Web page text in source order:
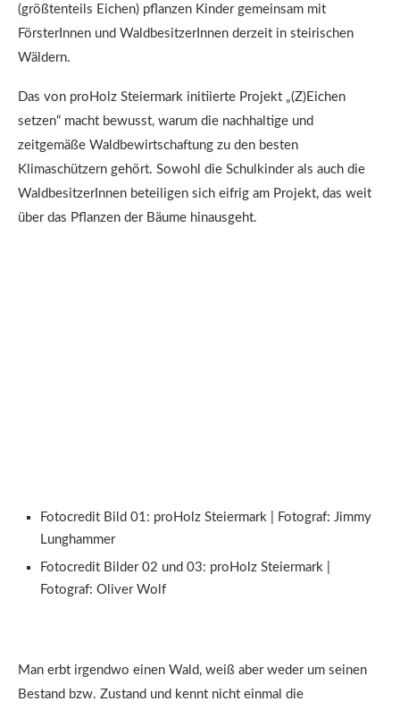
(größtenteils Eichen) pflanzen Kinder gemeinsam mit
FörsterInnen und WaldbesitzerInnen derzeit in steirischen
Wäldern.
Das von proHolz Steiermark initiierte Projekt „(Z)Eichen
setzen“ macht bewusst, warum die nachhaltige und
zeitgemäße Waldbewirtschaftung zu den besten
Klimaschützern gehört. Sowohl die Schulkinder als auch die
WaldbesitzerInnen beteiligen sich eifrig am Projekt, das weit
über das Pflanzen der Bäume hinausgeht.
Fotocredit Bild 01: proHolz Steiermark | Fotograf: Jimmy
Lunghammer
Fotocredit Bilder 02 und 03: proHolz Steiermark |
Fotograf: Oliver Wolf
Man erbt irgendwo einen Wald, weiß aber weder um seinen
Bestand bzw. Zustand und kennt nicht einmal die